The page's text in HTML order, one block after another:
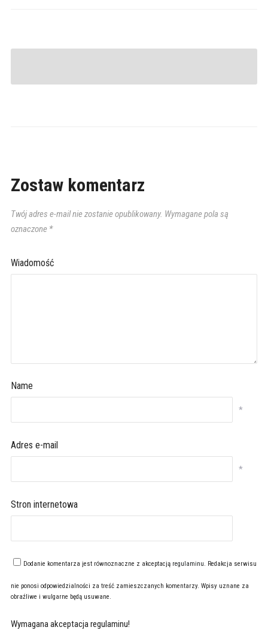
Zostaw komentarz
Twój adres e-mail nie zostanie opublikowany. Wymagane pola są
oznaczone *
Wiadomość
Name
*
Adres e-mail
*
Stron internetowa
Dodanie komentarza jest równoznaczne z akceptacją regulaminu. Redakcja serwisu
nie ponosi odpowiedzialności za treść zamieszczanych komentarzy. Wpisy uznane za
obraźliwe i wulgarne będą usuwane.
Wymagana akceptacja regulaminu!